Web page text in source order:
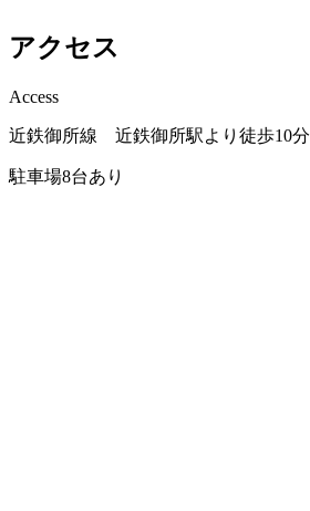
アクセス
Access
近鉄御所線 近鉄御所駅より徒歩10分
駐車場8台あり